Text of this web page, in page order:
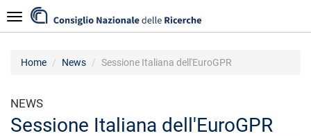
al
contenuto
Navigazione
Home News Sessione Italiana dell'EuroGPR
NEWS
Sessione Italiana dell'EuroGPR